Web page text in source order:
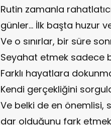
Rutin zamanla
günler… İlk başta huzur
Ve o sınırlar, bir süre
Seyahat etmek sadece
Farklı hayatlara
Kendi gerçekliğini
Ve belki de en önemlisi,
dar olduğunu fark